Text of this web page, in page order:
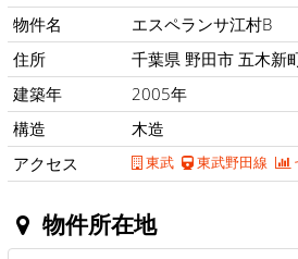
物件名
エスペランサ江村B
住所
千葉県 野田市 五木新
建築年
2005年
構造
木造
アクセス
東武 東武野田線
物件所在地